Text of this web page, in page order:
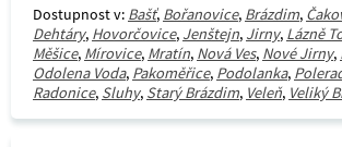
Dostupnost v: Bašť, Bořanovice, Brázdim,
Dehtáry, Hovorčovice, Jenštejn, Jirny, Lázně
Měšice, Mírovice, Mratín, Nová Ves, Nové Jirny,
Odolena Voda, Pakoměřice, Podolanka,
Radonice, Sluhy, Starý Brázdim, Veleň, Veliký